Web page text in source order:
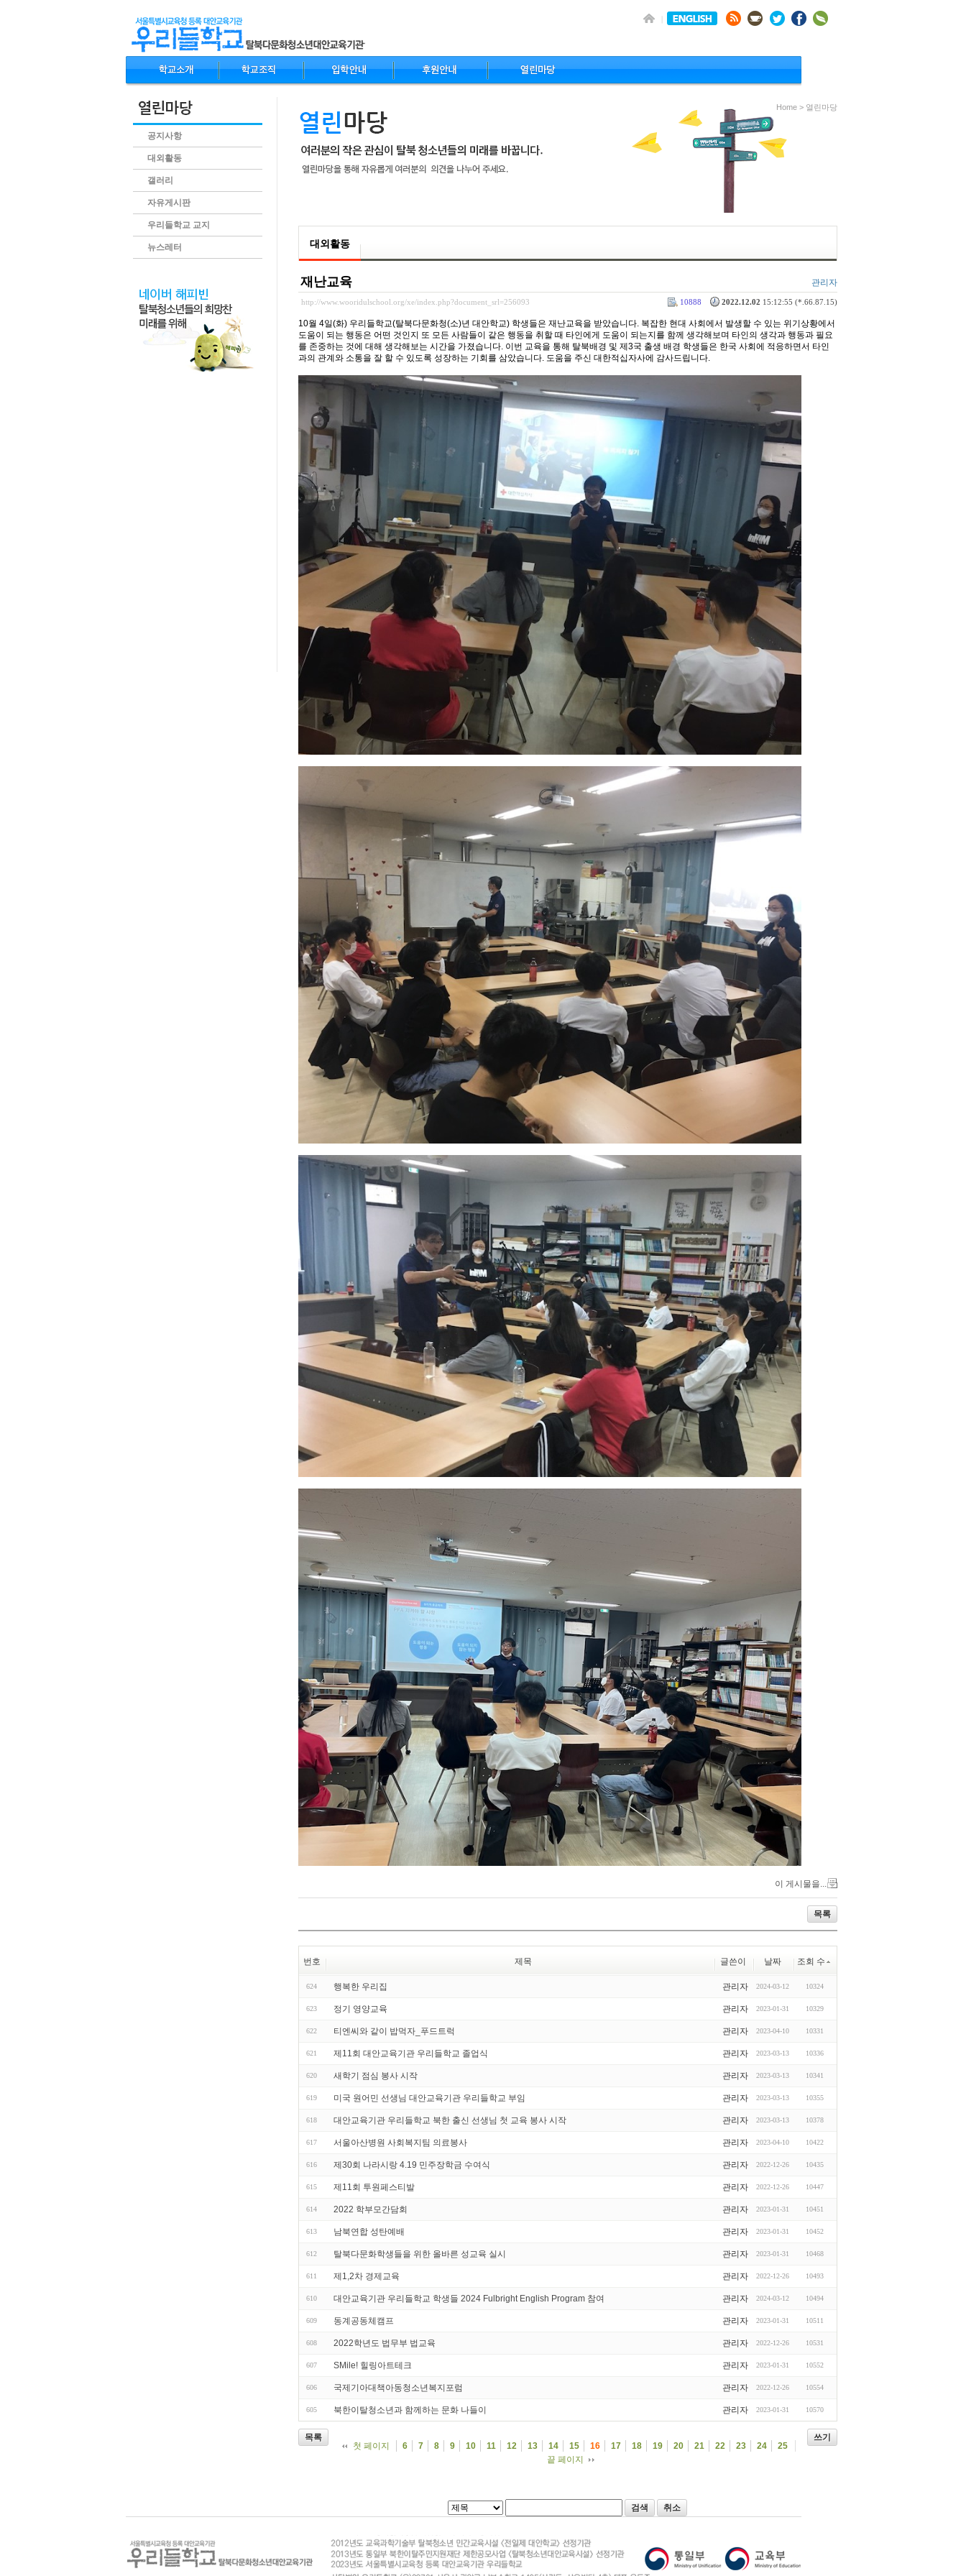
공지사항
대외활동
갤러리
자유게시판
우리들학교 교지
뉴스레터
Home > 열린마당
대외활동
재난교육 관리자
http://www.wooridulschool.org/xe/index.php?document_srl=256093 2022.12.02 15:12:55 (*.66.87.15)
10888
10월 4일(화) 우리들학교(탈북다문화청(소)년 대안학교) 학생들은 재난교육을 받았습니다. 복잡한 현대 사회에서 발생할 수 있는 위기상황에서
도움이 되는 행동은 어떤 것인지 또 모든 사람들이 같은 행동을 취할 때 타인에게 도움이 되는지를 함께 생각해보며 타인의 생각과 행동과 필요
를 존중하는 것에 대해 생각해보는 시간을 가졌습니다. 이번 교육을 통해 탈북배경 및 제3국 출생 배경 학생들은 한국 사회에 적응하면서 타인
과의 관계와 소통을 잘 할 수 있도록 성장하는 기회를 삼았습니다. 도움을 주신 대한적십자사에 감사드립니다.
이 게시물을...
목록
번호 제목 글쓴이 날짜 조회 수
624 행복한 우리집 관리자 2024-03-12 10324
623 정기 영양교육 관리자 2023-01-31 10329
622 티엔씨와 같이 밥먹자_푸드트럭 관리자 2023-04-10 10331
621 제11회 대안교육기관 우리들학교 졸업식 관리자 2023-03-13 10336
620 새학기 점심 봉사 시작 관리자 2023-03-13 10341
619 미국 원어민 선생님 대안교육기관 우리들학교 부임 관리자 2023-03-13 10355
618 대안교육기관 우리들학교 북한 출신 선생님 첫 교육 봉사 시작 관리자 2023-03-13 10378
617 서울아산병원 사회복지팀 의료봉사 관리자 2023-04-10 10422
616 제30회 나라시랑 4.19 민주장학금 수여식 관리자 2022-12-26 10435
615 제11회 투원페스티발 관리자 2022-12-26 10447
614 2022 학부모간담회 관리자 2023-01-31 10451
613 남북연합 성탄예배 관리자 2023-01-31 10452
612 탈북다문화학생들을 위한 올바른 성교육 실시 관리자 2023-01-31 10468
611 제1,2차 경제교육 관리자 2022-12-26 10493
610 대안교육기관 우리들학교 학생들 2024 Fulbright English Program 참여 관리자 2024-03-12 10494
609 동계공동체캠프 관리자 2023-01-31 10511
608 2022학년도 법무부 법교육 관리자 2022-12-26 10531
607 SMile! 힐링아트테크 관리자 2023-01-31 10552
606 국제기아대책아동청소년복지포럼 관리자 2022-12-26 10554
605 북한이탈청소년과 함께하는 문화 나들이 관리자 2023-01-31 10570
목록
쓰기
첫 페이지
6 7 8 9 10 11 12 13 14 15 16 17 18 19 20 21 22 23 24
25
끝 페이지
검색 취소